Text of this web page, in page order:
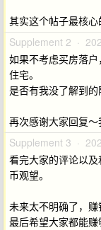
其实这个帖子最核
Supplement 2 ·
如果不考虑买房落
住宅。
是否有我没了解到的
再次感谢大家回复～
Supplement 3 ·
看完大家的评论以
币观望。
未来太不明确了，赚
最后希望大家都能赚